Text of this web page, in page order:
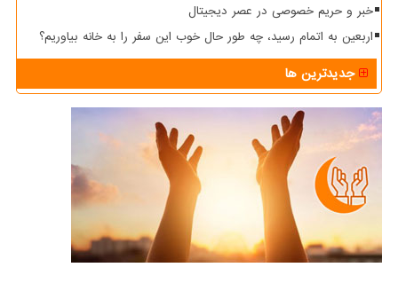
خبر و حریم خصوصی در عصر دیجیتال
اربعین به اتمام رسید، چه طور حال خوب این سفر را به خانه بیاوریم؟
جدیدترین ها